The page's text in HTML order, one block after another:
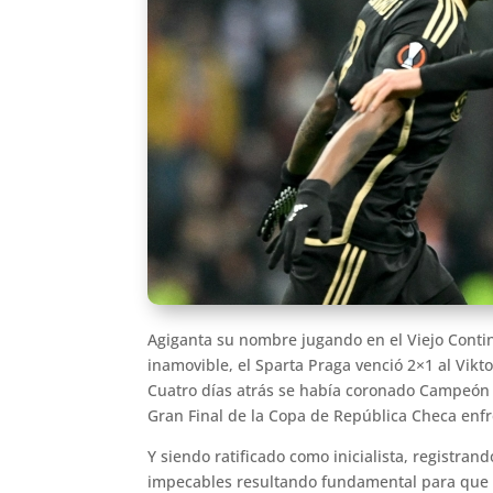
Agiganta su nombre jugando en el Viejo
inamovible, el Sparta Praga venció 2×1 al
Cuatro días atrás se había coronado
Gran Final de la Copa de República Checa
Y siendo ratificado como inicialista,
impecables resultando fundamental para